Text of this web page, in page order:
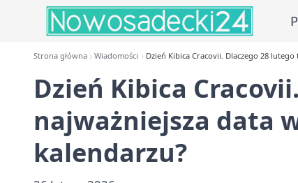
Strona główna Wiadomości Dzień Kibica Cracovii. Dlaczego 28
Dzień Kibica
najważniejsza data
kalendarzu?